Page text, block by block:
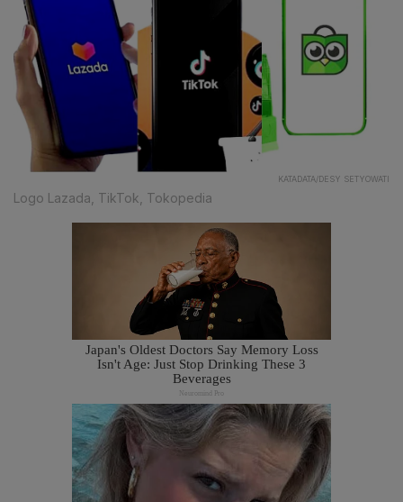
KATADATA/DESY SETYOWATI
Logo Lazada, TikTok, Tokopedia